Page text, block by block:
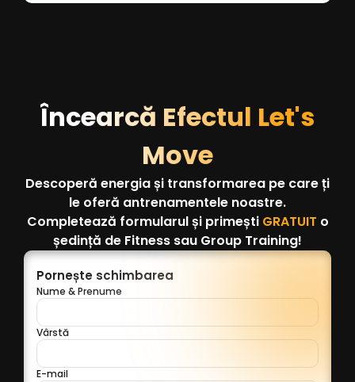
Încearcă Efectul Let's
Move
Descoperă energia și transformarea pe care ți
le oferă antrenamentele noastre.
Completează formularul și primești GRATUIT o
ședință de Fitness sau Group Training!
Pornește schimbarea
Nume & Prenume
Vârstă
E-mail